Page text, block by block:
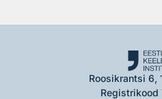
Roosikrantsi 6,
Registrikood